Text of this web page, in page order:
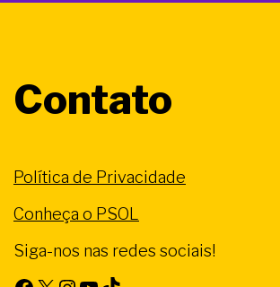
Contato
Política de Privacidade
Conheça o PSOL
Siga-nos nas redes sociais!